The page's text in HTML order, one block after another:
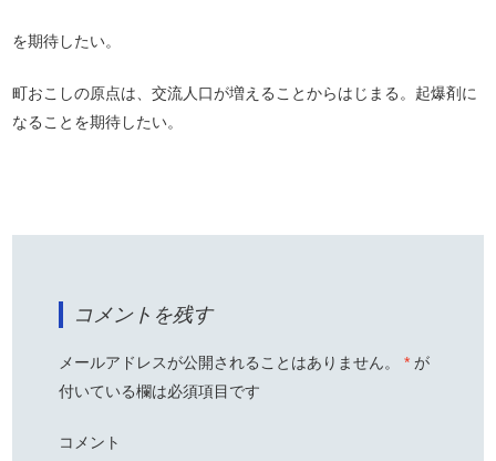
を期待したい。
町おこしの原点は、交流人口が増えることからはじまる。起爆剤に
なることを期待したい。
コメントを残す
メールアドレスが公開されることはありません。 * が
付いている欄は必須項目です
コメント